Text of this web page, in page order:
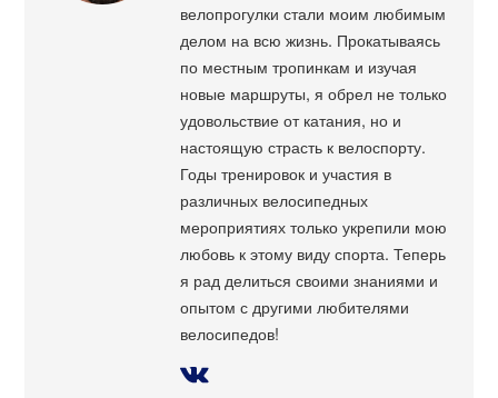
велопрогулки стали моим любимым
делом на всю жизнь. Прокатываясь
по местным тропинкам и изучая
новые маршруты, я обрел не только
удовольствие от катания, но и
настоящую страсть к велоспорту.
Годы тренировок и участия в
различных велосипедных
мероприятиях только укрепили мою
любовь к этому виду спорта. Теперь
я рад делиться своими знаниями и
опытом с другими любителями
велосипедов!